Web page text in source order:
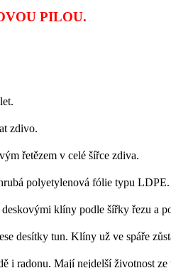
PILOU.
zdivo.
řetězem v celé šířce zdiva.
polyetylenová fólie typu LDPE.
klíny podle šířky řezu a
desítky tun. Klíny už ve spáře
i radonu. Mají nejdelší životnost